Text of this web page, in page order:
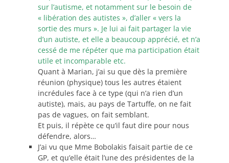
sur l’autisme, et notamment sur le besoin de
« libération des autistes », d’aller « vers la
sortie des murs ». Je lui ai fait partager la vie
d’un autiste, et elle a beaucoup apprécié, et n’a
cessé de me répéter que ma participation était
utile et incomparable etc.
Quant à Marian, j’ai su que dès la première
réunion (physique) tous les autres étaient
incrédules face à ce type (qui n’a rien d’un
autiste), mais, au pays de Tartuffe, on ne fait
pas de vagues, on fait semblant.
Et puis, il répète ce qu’il faut dire pour nous
défendre, alors…
J’ai vu que Mme Bobolakis faisait partie de ce
GP, et qu’elle était l’une des présidentes de la